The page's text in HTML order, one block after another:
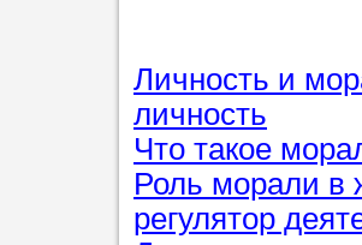
максимально
ваши
Мы
Личность и
личность
Что такое
Роль морали в
регулятор